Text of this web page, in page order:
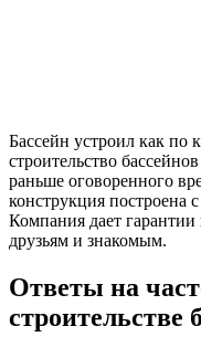
Бассейн устроил как по
строительство
раньше оговоренного
конструкция построена
Компания дает
друзьям и знакомым.
Ответы на
строительстве